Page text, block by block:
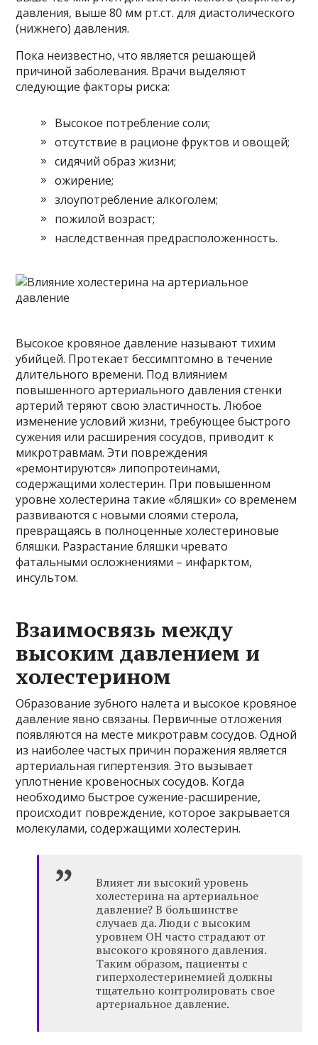
давления, выше 80 мм рт.ст. для диастолического
(нижнего) давления.
Пока неизвестно, что является решающей
причиной заболевания. Врачи выделяют
следующие факторы риска:
Высокое потребление соли;
отсутствие в рационе фруктов и овощей;
сидячий образ жизни;
ожирение;
злоупотребление алкоголем;
пожилой возраст;
наследственная предрасположенность.
Высокое кровяное давление называют тихим
убийцей. Протекает бессимптомно в течение
длительного времени. Под влиянием
повышенного артериального давления стенки
артерий теряют свою эластичность. Любое
изменение условий жизни, требующее быстрого
сужения или расширения сосудов, приводит к
микротравмам. Эти повреждения
«ремонтируются» липопротеинами,
содержащими холестерин. При повышенном
уровне холестерина такие «бляшки» со временем
развиваются с новыми слоями стерола,
превращаясь в полноценные холестериновые
бляшки. Разрастание бляшки чревато
фатальными осложнениями – инфарктом,
инсультом.
Взаимосвязь между
высоким давлением и
холестерином
Образование зубного налета и высокое кровяное
давление явно связаны. Первичные отложения
появляются на месте микротравм сосудов. Одной
из наиболее частых причин поражения является
артериальная гипертензия. Это вызывает
уплотнение кровеносных сосудов. Когда
необходимо быстрое сужение-расширение,
происходит повреждение, которое закрывается
молекулами, содержащими холестерин.
Влияет ли высокий уровень
холестерина на артериальное
давление? В большинстве
случаев да. Люди с высоким
уровнем OH часто страдают от
высокого кровяного давления.
Таким образом, пациенты с
гиперхолестеринемией должны
тщательно контролировать свое
артериальное давление.